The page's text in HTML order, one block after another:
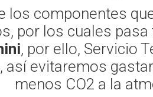
los componentes
por los cuales
, por ello, Servicio
evitaremos
menos CO2 a la